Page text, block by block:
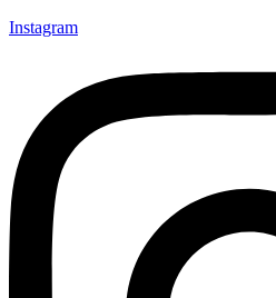
Instagram